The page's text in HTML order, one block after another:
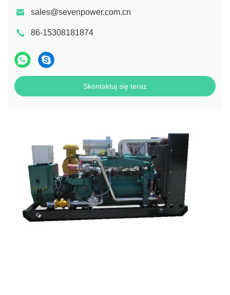
sales@sevenpower.com.cn
86-15308181874
Skontaktuj się teraz